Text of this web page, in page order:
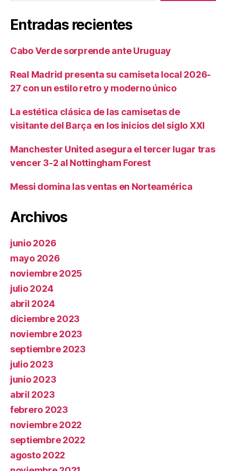
Entradas recientes
Cabo Verde sorprende ante Uruguay
Real Madrid presenta su camiseta local 2026-
27 con un estilo retro y moderno único
La estética clásica de las camisetas de
visitante del Barça en los inicios del siglo XXI
Manchester United asegura el tercer lugar tras
vencer 3-2 al Nottingham Forest
Messi domina las ventas en Norteamérica
Archivos
junio 2026
mayo 2026
noviembre 2025
julio 2024
abril 2024
diciembre 2023
noviembre 2023
septiembre 2023
julio 2023
junio 2023
abril 2023
febrero 2023
noviembre 2022
septiembre 2022
agosto 2022